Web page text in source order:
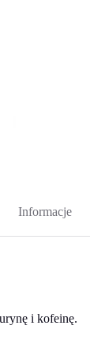
Informacje
i kofeinę.